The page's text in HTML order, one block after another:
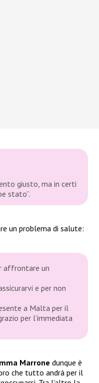
giusto, ma in certi
stato”.
un problema di salute:
affrontare un
e per non
a Malta per il
per l’immediata
Marrone dunque è
che tutto andrà per il